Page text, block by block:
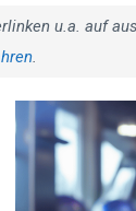
u.a. auf
.